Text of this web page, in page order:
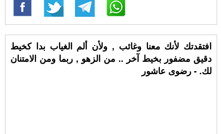
افتقدتك لأنك معنا وغائب , ولأن ألم الغياب بدا كخيط
دقيق مضفور بخيط آخر .. من الزهو , ربما ومن الامتنان
لك. - رضوى عاشور